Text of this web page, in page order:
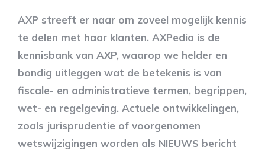
AXP streeft er naar om zoveel mogelijk kennis
te delen met haar klanten. AXPedia is de
kennisbank van AXP, waarop we helder en
bondig uitleggen wat de betekenis is van
fiscale- en administratieve termen, begrippen,
wet- en regelgeving. Actuele ontwikkelingen,
zoals jurisprudentie of voorgenomen
wetswijzigingen worden als NIEUWS bericht